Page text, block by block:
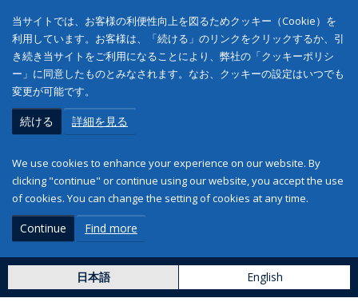
当サイトでは、お客様の利便性向上を図るためクッキー（Cookie）を
利用しています。お客様は、「続ける」のリンクをクリックするか、引
き続き当サイトをご利用になることにより、弊社の「クッキーポリシ
ー」に同意したものとみなされます。なお、クッキーの設定はいつでも
変更が可能です。
続ける 詳細を見る
We use cookies to enhance your experience on our website. By
clicking "continue" or continue using our website, you accept the use
of cookies. You can change the setting of cookies at any time.
Continue Find more
日本語 English